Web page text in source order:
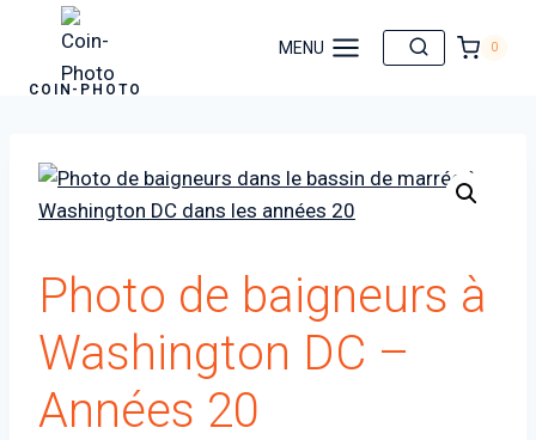
contenu
COIN-PHOTO
MENU 0
Photo de baigneurs à
Washington DC –
Années 20